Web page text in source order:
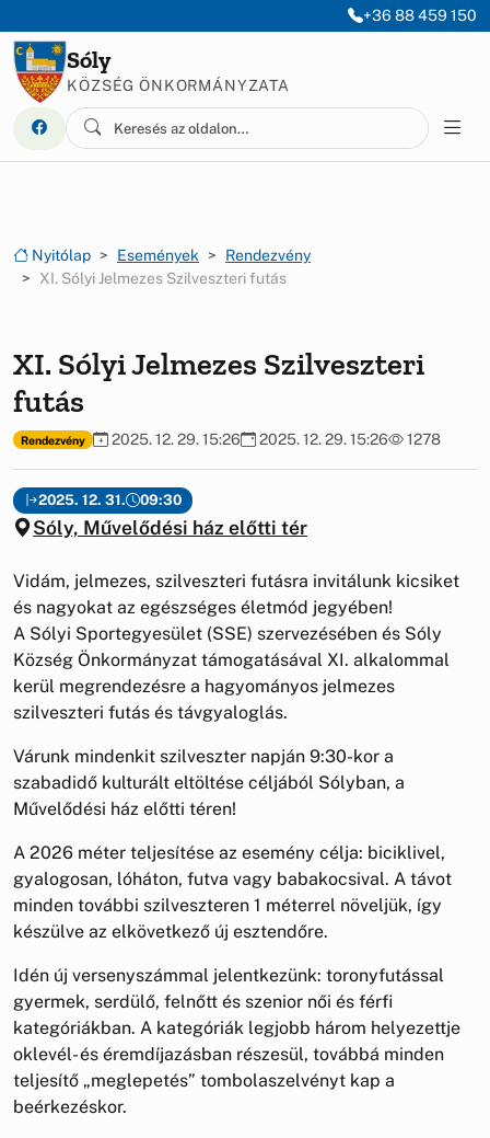
+36 88 459 150
Sóly
KÖZSÉG ÖNKORMÁNYZATA
Nyitólap Események
Rendezvény
XI. Sólyi Jelmezes Szilveszteri futás
XI. Sólyi Jelmezes Szilveszteri
futás
Rendezvény 2025. 12. 29. 15:26 2025. 12. 29. 15:26 1278
2025. 12. 31. 09:30
Sóly, Művelődési ház előtti tér
Vidám, jelmezes, szilveszteri futásra invitálunk kicsiket
és nagyokat az egészséges életmód jegyében!
A Sólyi Sportegyesület (SSE) szervezésében és Sóly
Község Önkormányzat támogatásával XI. alkalommal
kerül megrendezésre a hagyományos jelmezes
szilveszteri futás és távgyaloglás.
Várunk mindenkit szilveszter napján 9:30-kor a
szabadidő kulturált eltöltése céljából Sólyban, a
Művelődési ház előtti téren!
A 2026 méter teljesítése az esemény célja: biciklivel,
gyalogosan, lóháton, futva vagy babakocsival. A távot
minden további szilveszteren 1 méterrel növeljük, így
készülve az elkövetkező új esztendőre.
Idén új versenyszámmal jelentkezünk: toronyfutással
gyermek, serdülő, felnőtt és szenior női és férfi
kategóriákban. A kategóriák legjobb három helyezettje
oklevél- és éremdíjazásban részesül, továbbá minden
teljesítő „meglepetés” tombolaszelvényt kap a
beérkezéskor.